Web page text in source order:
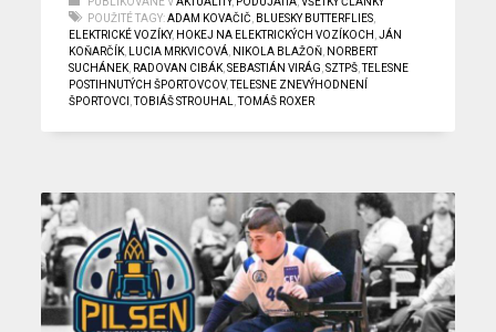
POUŽITÉ TAGY: ADAM KOVAČIČ BLUESKY BUTTERFLIES
ELEKTRICKÉ VOZÍKY, HOKEJ NA ELEKTRICKÝCH VOZÍKOCH ,JÁN
KOŇARČÍK
LUCIA MRKVICOVÁ NIKOLA BLAŽOŇ NORBERT
SUCHÁNEK RADOVAN CIBÁK ,SEBASTIÁN VIRÁG ,SZTPŠ ,TELESNE
POSTIHNUTÝCH ŠPORTOVCOV,TELESNE ZNEVÝHODNENÍ
ŠPORTOVCI ,TOBIÁŠ STROUHAL ,TOMÁŠ ROXER